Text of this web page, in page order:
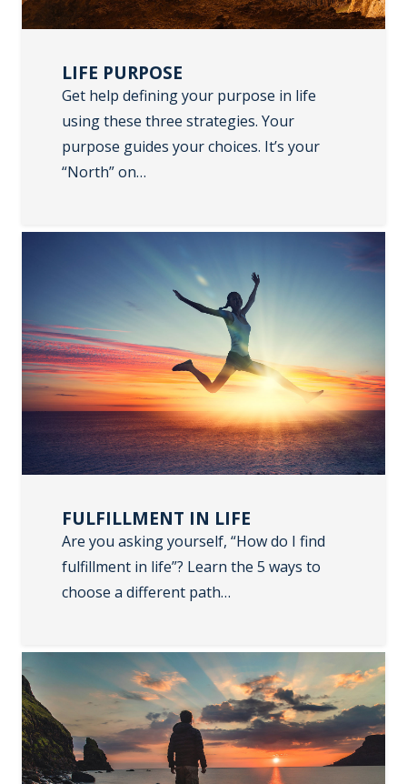
LIFE PURPOSE
Get help defining your purpose in life
using these three strategies. Your
purpose guides your choices. It’s your
“North” on…
FULFILLMENT IN LIFE
Are you asking yourself, “How do I find
fulfillment in life”? Learn the 5 ways to
choose a different path…